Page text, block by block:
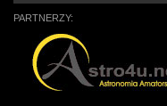
PARTNERZY: